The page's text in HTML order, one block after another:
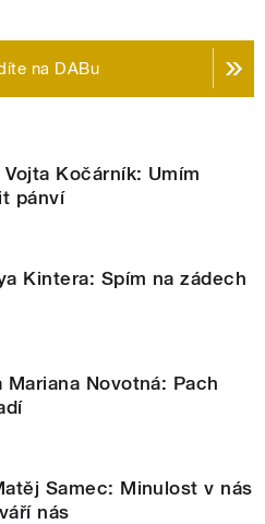
na DABu
Kočárník: Umím
pánví
Kintera: Spím na zádech
Mariana Novotná: Pach
Samec: Minulost v nás
nás